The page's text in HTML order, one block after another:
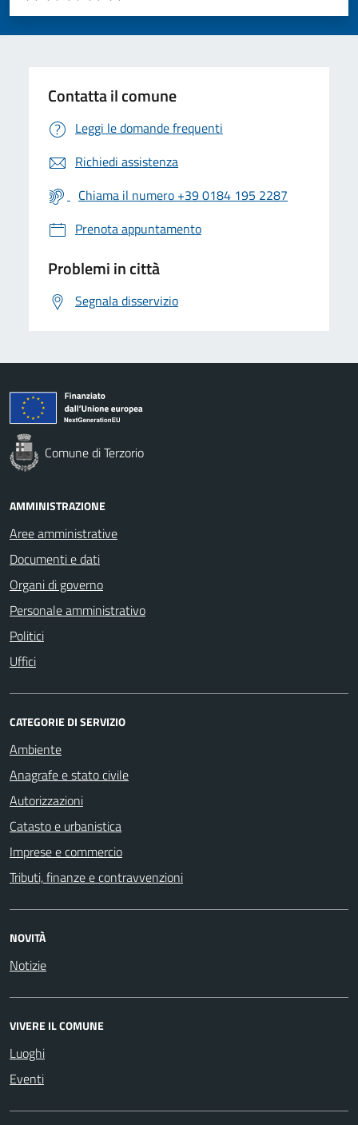
Valuta 5 stelle su 5
Valuta 4 stelle su 5
Valuta 3 stelle su 5
Valuta 2 stelle su 5
Valuta 1 stelle su 5
Contatta il comune
Leggi le domande frequenti
Richiedi assistenza
Chiama il numero +39 0184 195 2287
Prenota appuntamento
Problemi in città
Segnala disservizio
Comune di Terzorio
AMMINISTRAZIONE
Aree amministrative
Documenti e dati
Organi di governo
Personale amministrativo
Politici
Uffici
CATEGORIE DI SERVIZIO
Ambiente
Anagrafe e stato civile
Autorizzazioni
Catasto e urbanistica
Imprese e commercio
Tributi, finanze e contravvenzioni
NOVITÀ
Notizie
VIVERE IL COMUNE
Luoghi
Eventi